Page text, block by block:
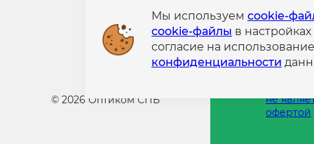
© 2026 Оптиком СПБ
не
офертой
Мы используем cookie-
cookie-файлы в
согласие на
конфиденциальности